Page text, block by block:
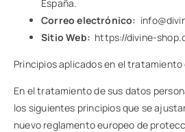
España.
Correo electrónico:
Sitio Web: https://divine-
Principios aplicados en el
En el tratamiento de sus datos
los siguientes principios que se
nuevo reglamento europeo de